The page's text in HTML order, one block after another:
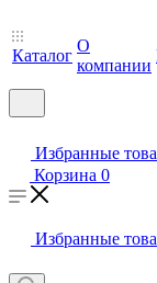
Каталог
О
компании
Избранные
Корзина 0
Избранные